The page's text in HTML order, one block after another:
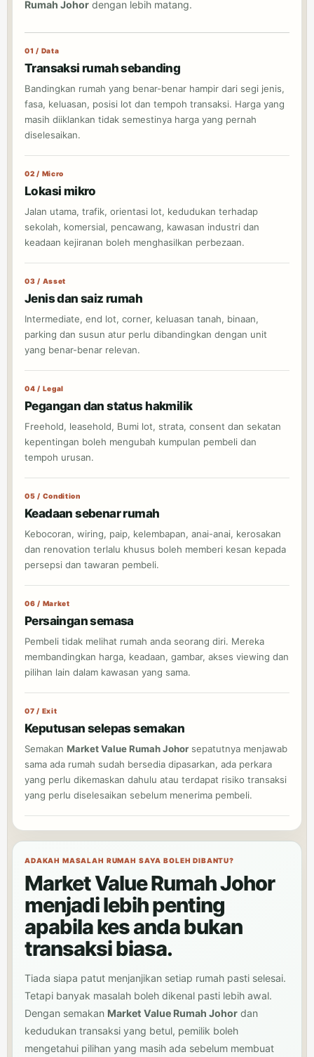
Rumah Johor dengan lebih matang.
01 / Data
Transaksi rumah sebanding
Bandingkan rumah yang benar-benar hampir dari segi jenis,
fasa, keluasan, posisi lot dan tempoh transaksi. Harga yang
masih diiklankan tidak semestinya harga yang pernah
diselesaikan.
02 / Micro
Lokasi mikro
Jalan utama, trafik, orientasi lot, kedudukan terhadap
sekolah, komersial, pencawang, kawasan industri dan
keadaan kejiranan boleh menghasilkan perbezaan.
03 / Asset
Jenis dan saiz rumah
Intermediate, end lot, corner, keluasan tanah, binaan,
parking dan susun atur perlu dibandingkan dengan unit
yang benar-benar relevan.
04 / Legal
Pegangan dan status hakmilik
Freehold, leasehold, Bumi lot, strata, consent dan sekatan
kepentingan boleh mengubah kumpulan pembeli dan
tempoh urusan.
05 / Condition
Keadaan sebenar rumah
Kebocoran, wiring, paip, kelembapan, anai-anai, kerosakan
dan renovation terlalu khusus boleh memberi kesan kepada
persepsi dan tawaran pembeli.
06 / Market
Persaingan semasa
Pembeli tidak melihat rumah anda seorang diri. Mereka
membandingkan harga, keadaan, gambar, akses viewing dan
pilihan lain dalam kawasan yang sama.
07 / Exit
Keputusan selepas semakan
Semakan Market Value Rumah Johorsepatutnya menjawab
sama ada rumah sudah bersedia dipasarkan, ada perkara
yang perlu dikemaskan dahulu atau terdapat risiko transaksi
yang perlu diselesaikan sebelum menerima pembeli.
ADAKAH MASALAH RUMAH SAYA BOLEH DIBANTU?
Market Value Rumah Johor
menjadi lebih penting
apabila kes anda bukan
transaksi biasa.
Tiada siapa patut menjanjikan setiap rumah pasti selesai.
Tetapi banyak masalah boleh dikenal pasti lebih awal.
Dengan semakan Market Value Rumah Johor dan
kedudukan transaksi yang betul, pemilik boleh
mengetahui pilihan yang masih ada sebelum membuat